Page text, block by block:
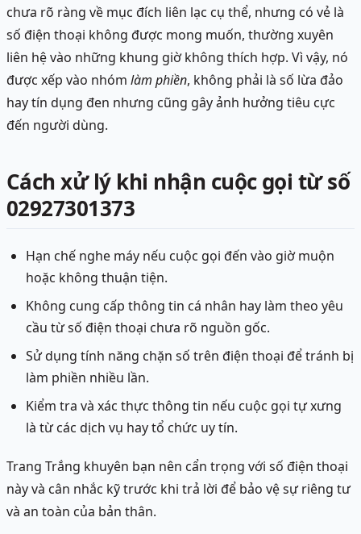
chưa rõ ràng về mục đích liên lạc cụ thể, nhưng có vẻ là
số điện thoại không được mong muốn, thường xuyên
liên hệ vào những khung giờ không thích hợp. Vì vậy, nó
được xếp vào nhóm làm phiền, không phải là số lừa đảo
hay tín dụng đen nhưng cũng gây ảnh hưởng tiêu cực
đến người dùng.
Cách xử lý khi nhận cuộc gọi từ số
02927301373
Hạn chế nghe máy nếu cuộc gọi đến vào giờ muộn
hoặc không thuận tiện.
Không cung cấp thông tin cá nhân hay làm theo yêu
cầu từ số điện thoại chưa rõ nguồn gốc.
Sử dụng tính năng chặn số trên điện thoại để tránh bị
làm phiền nhiều lần.
Kiểm tra và xác thực thông tin nếu cuộc gọi tự xưng
là từ các dịch vụ hay tổ chức uy tín.
Trang Trắng khuyên bạn nên cẩn trọng với số điện thoại
này và cân nhắc kỹ trước khi trả lời để bảo vệ sự riêng tư
và an toàn của bản thân.